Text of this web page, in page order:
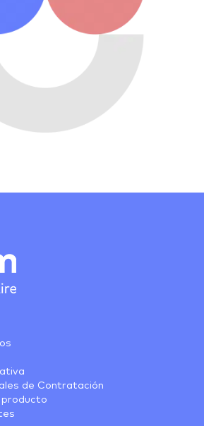
de Contratación